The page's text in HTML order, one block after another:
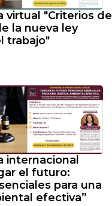
virtual "Criterios de
la nueva ley
trabajo"
internacional
el futuro:
para una
efectiva”